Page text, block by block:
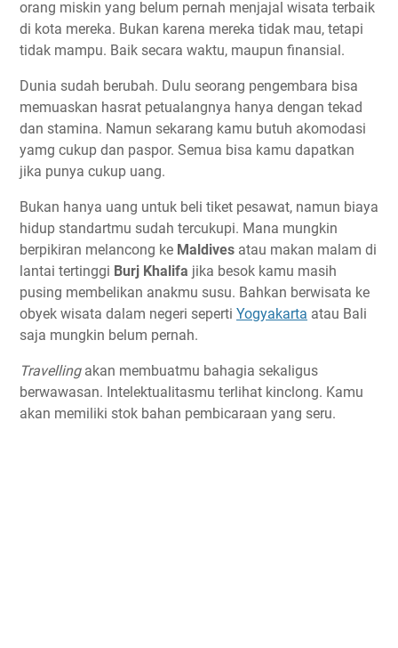
orang miskin yang belum pernah menjajal wisata terbaik
di kota mereka. Bukan karena mereka tidak mau, tetapi
tidak mampu. Baik secara waktu, maupun finansial.
Dunia sudah berubah. Dulu seorang pengembara bisa
memuaskan hasrat petualangnya hanya dengan tekad
dan stamina. Namun sekarang kamu butuh akomodasi
yamg cukup dan paspor. Semua bisa kamu dapatkan
jika punya cukup uang.
Bukan hanya uang untuk beli tiket pesawat, namun biaya
hidup standartmu sudah tercukupi. Mana mungkin
berpikiran melancong ke Maldives atau makan malam di
lantai tertinggi Burj Khalifa jika besok kamu masih
pusing membelikan anakmu susu. Bahkan berwisata ke
obyek wisata dalam negeri seperti Yogyakarta atau Bali
saja mungkin belum pernah.
Travellingakan membuatmu bahagia sekaligus
berwawasan. Intelektualitasmu terlihat kinclong. Kamu
akan memiliki stok bahan pembicaraan yang seru.